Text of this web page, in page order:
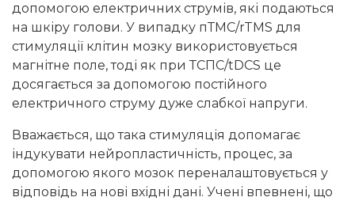
допомогою електричних струмів, які подаються
на шкіру голови. У випадку пТМС/rTMS для
стимуляції клітин мозку використовується
магнітне поле, тоді як при ТСПС/tDCS це
досягається за допомогою постійного
електричного струму дуже слабкої напруги.
Вважається, що така стимуляція допомагає
індукувати нейропластичність, процес, за
допомогою якого мозок переналаштовується у
відповідь на нові вхідні дані. Учені впевнені, що